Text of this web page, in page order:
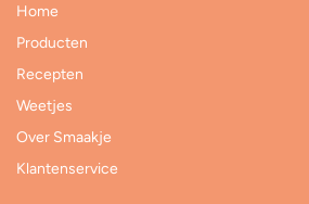
Home
Producten
Recepten
Weetjes
Over Smaakje
Klantenservice